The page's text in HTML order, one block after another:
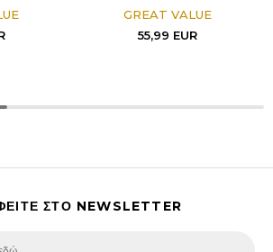
GREAT VALUE
55,99 EUR
ΣΤΟ NEWSLETTER